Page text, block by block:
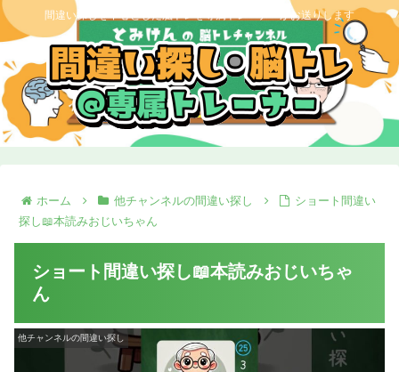
間違い探しを中心とした脳トレを専属トレーナーがお送りします
ホーム 他チャンネルの間違い探し
ショート間違い
探し📖本読みおじいちゃん
ショート間違い探し📖本読みおじいちゃ
ん
他チャンネルの間違い探し